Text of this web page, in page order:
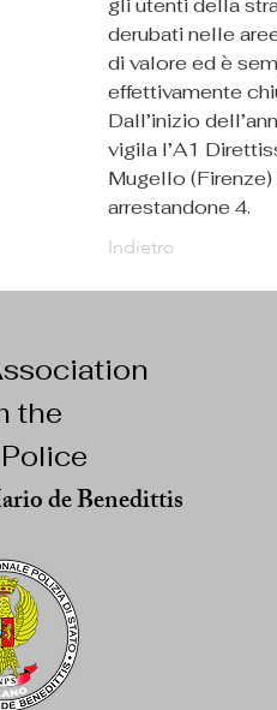
gli utenti della
derubati nelle
di valore ed è
effettivamente
Dall’inizio
vigila l’A1
Mugello
arrestandone 4.
Indietro
the
de Benedittis